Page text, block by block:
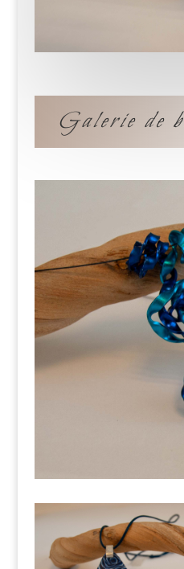
Galerie de